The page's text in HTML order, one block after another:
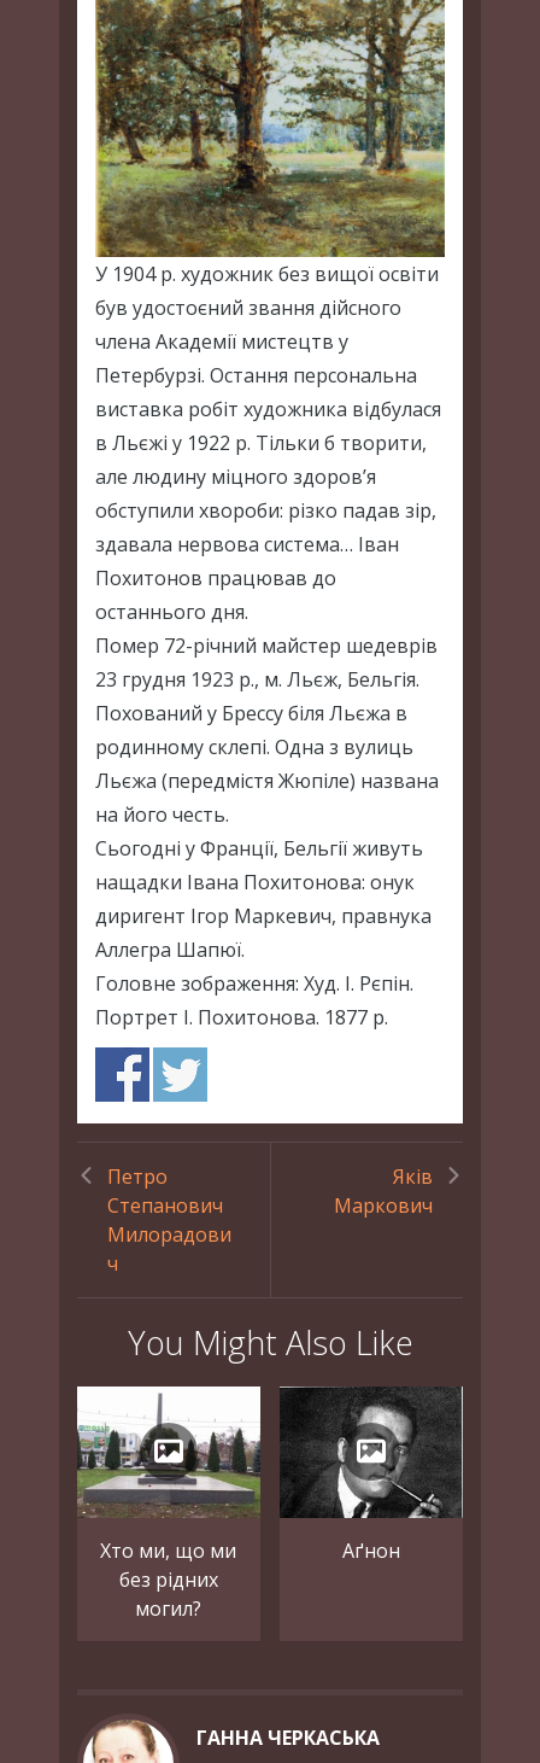
У 1904 р. художник без вищої освіти
був удостоєний звання дійсного
члена Академії мистецтв у
Петербурзі. Остання персональна
виставка робіт художника відбулася
в Льєжі у 1922 р. Тільки б творити,
але людину міцного здоров’я
обступили хвороби: різко падав зір,
здавала нервова система… Іван
Похитонов працював до
останнього дня.
Помер 72-річний майстер шедеврів
23 грудня 1923 р., м. Льєж, Бельгія.
Похований у Брессу біля Льєжа в
родинному склепі. Одна з вулиць
Льєжа (передмістя Жюпіле) названа
на його честь.
Сьогодні у Франції, Бельгії живуть
нащадки Івана Похитонова: онук
диригент Ігор Маркевич, правнука
Аллегра Шапюї.
Головне зображення: Худ. І. Рєпін.
Портрет І. Похитонова. 1877 р.
Петро
Степанович
Милорадови
ч
Яків
Маркович
You Might Also Like
Хто ми, що ми
без рідних
могил?
Аґнон
ГАННА ЧЕРКАСЬКА